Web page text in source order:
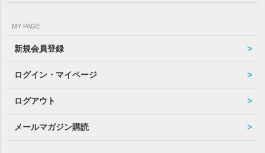
MY PAGE
新規会員登録
ログイン・マイページ
ログアウト
メールマガジン購読